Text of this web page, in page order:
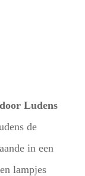
Ludens
de
in een
lampjes